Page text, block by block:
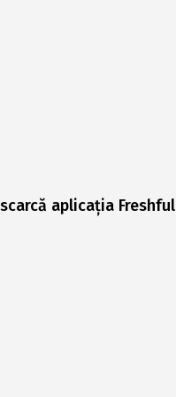
aplicația Freshful